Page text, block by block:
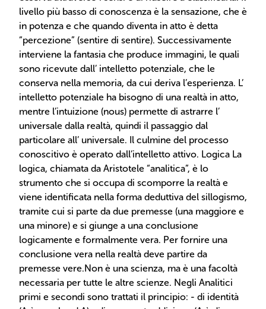
livello più basso di conoscenza è la sensazione, che è
in potenza e che quando diventa in atto è detta
“percezione” (sentire di sentire). Successivamente
interviene la fantasia che produce immagini, le quali
sono ricevute dall’ intelletto potenziale, che le
conserva nella memoria, da cui deriva l’esperienza. L’
intelletto potenziale ha bisogno di una realtà in atto,
mentre l’intuizione (nous) permette di astrarre l’
universale dalla realtà, quindi il passaggio dal
particolare all’ universale. Il culmine del processo
conoscitivo è operato dall’intelletto attivo. Logica La
logica, chiamata da Aristotele “analitica”, è lo
strumento che si occupa di scomporre la realtà e
viene identificata nella forma deduttiva del sillogismo,
tramite cui si parte da due premesse (una maggiore e
una minore) e si giunge a una conclusione
logicamente e formalmente vera. Per fornire una
conclusione vera nella realtà deve partire da
premesse vere.Non è una scienza, ma è una facoltà
necessaria per tutte le altre scienze. Negli Analitici
primi e secondi sono trattati il principio: - di identità